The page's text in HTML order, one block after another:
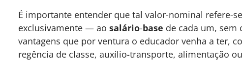
É importante entender que tal valor-nominal refere-
exclusivamente — ao salário-base de cada um, sem
vantagens que por ventura o educador venha a ter,
regência de classe, auxílio-transporte, alimentação